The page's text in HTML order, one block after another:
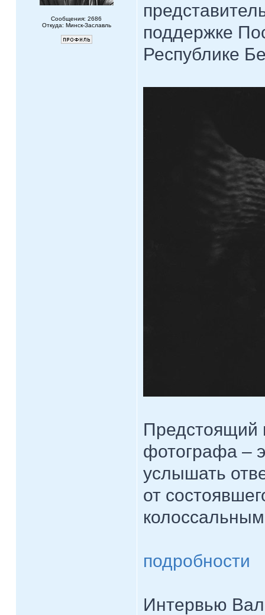
Сообщения: 2686
Откуда: Минск-Заславль
поддержке
Республике
Предстоящий
фотографа –
услышать
от
подробности
Интервью